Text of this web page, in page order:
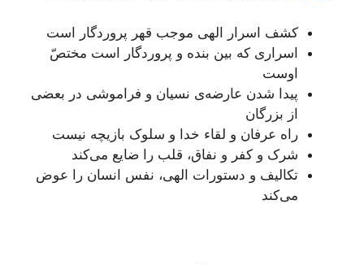
کشف اسرار الهی موجب قهر پروردگار است
اسراری که بین بنده و پروردگار است مختصّ
اوست
پیدا شدن عارضه‌ی نسیان و فراموشی در بعضی
از بزرگان
راه عرفان و لقاء خدا و سلوک بازیچه نیست
شرک و کفر و نفاق، قلب را ضایع می‌کند
تکالیف و دستورات الهی، نفس انسان را عوض
می‌کند